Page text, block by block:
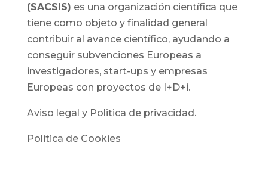
(SACSIS) es una organización científica que
tiene como objeto y finalidad general
contribuir al avance científico, ayudando a
conseguir subvenciones Europeas a
investigadores, start-ups y empresas
Europeas con proyectos de I+D+i.
Aviso legal y Politica de privacidad.
Politica de Cookies